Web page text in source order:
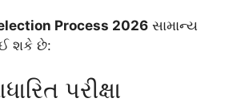
Process 2026 સામાન્ય
શકે છે:
પરીક્ષા